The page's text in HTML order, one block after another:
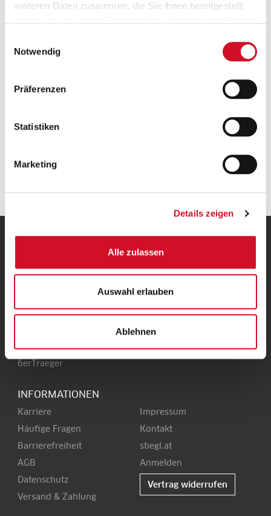
weiteren Daten zusammen, die Sie ihnen bereitgestellt
Notwendig
Präferenzen
Statistiken
Marketing
Details zeigen
Alle zulassen
Auswahl erlauben
Ablehnen
Ab einem Bestellwert von 50 Euro wird deine
Bestellung innerhalb Österreichs gratis versendet.
UNSERE HEIMAT
Kendlerstraße 1
+43 50 1492-0
office@stiegl.at
SERVICE
6erTraeger
INFORMATIONEN
Karriere
Häufige Fragen
Barrierefreiheit
AGB
Datenschutz
Versand & Zahlung
Impressum
Kontakt
stiegl.at
Anmelden
Vertrag widerrufen